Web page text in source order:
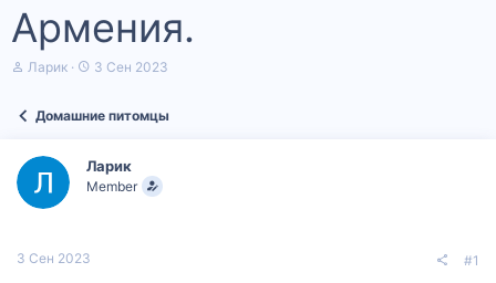
Армения.
А
т
м
ы
Ларик
Д
а
ч
а
3 Сен 2023
Домашние питомцы
Ларик
Member
3 Сен 2023 #1